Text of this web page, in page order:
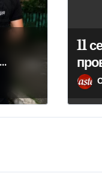
11